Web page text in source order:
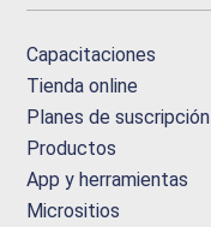
Capacitaciones
Tienda online
Planes de suscripción
Productos
App y herramientas
Micrositios